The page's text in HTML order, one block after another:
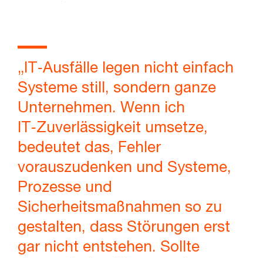
„IT‑Ausfälle legen nicht einfach
Systeme still, sondern ganze
Unternehmen. Wenn ich
IT‑Zuverlässigkeit umsetze,
bedeutet das, Fehler
vorauszudenken und Systeme,
Prozesse und
Sicherheitsmaßnahmen so zu
gestalten, dass Störungen erst
gar nicht entstehen. Sollte